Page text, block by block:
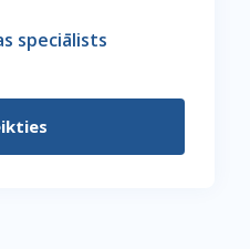
speciālists